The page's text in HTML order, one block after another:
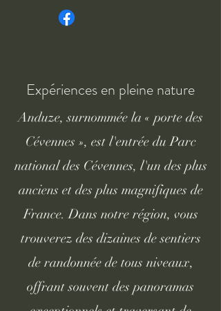
Expériences en pleine nature
Anduze, surnommée la « porte des
Cévennes », est l'entrée du Parc
national des Cévennes, l'un des plus
anciens et des plus magnifiques de
France. Dans notre région, vous
trouverez des dizaines de sentiers
de randonnée de tous niveaux,
offrant souvent des panoramas